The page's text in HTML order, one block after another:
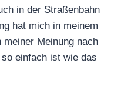
in der Straßenbahn
hat mich in meinem
Meinung nach
einfach ist wie das